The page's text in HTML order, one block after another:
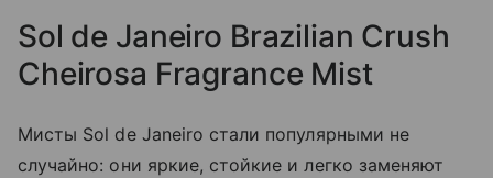
Sol de Janeiro Brazilian Crush
Cheirosa Fragrance Mist
Мисты Sol de Janeiro стали популярными не
случайно: они яркие, стойкие и легко заменяют